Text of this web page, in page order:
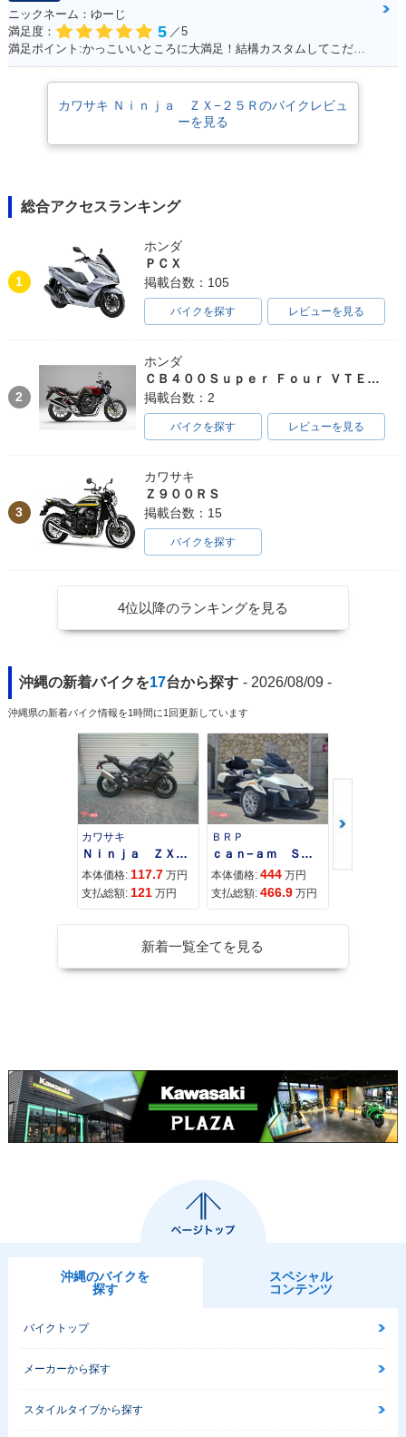
ニックネーム：ゆーじ
満足度：
5 ／5
満足ポイント:かっこいいところに大満足！結構カスタムしてこだわっています！
カワサキ Ｎｉｎｊａ ＺＸ−２５Ｒのバイクレビュ
ーを見る
総合アクセスランキング
1
ホンダ
ＰＣＸ
掲載台数：105
バイクを探す レビューを見る
2
ホンダ
ＣＢ４００Ｓｕｐｅｒ Ｆｏｕｒ ＶＴＥＣ ＳＰＥＣ３
掲載台数：2
バイクを探す レビューを見る
3
カワサキ
Ｚ９００ＲＳ
掲載台数：15
バイクを探す
4位以降のランキングを見る
沖縄の新着バイクを17台から探す - 2026/08/09 -
沖縄県の新着バイク情報を1時間に1回更新しています
カワサキ
Ｎｉｎｊａ ＺＸ−４Ｒ ＳＥ
本体価格: 117.7 万円
支払総額: 121 万円
ＢＲＰ
ｃａｎ−ａｍ ＳＰＹＤＥＲ ＲＴ ＬＩＭＩＴＥＤ
本体価格: 444 万円
支払総額: 466.9 万円
新着一覧全てを見る
沖縄のバイクを
探す
スペシャル
コンテンツ
バイクトップ
メーカーから探す
スタイルタイプから探す